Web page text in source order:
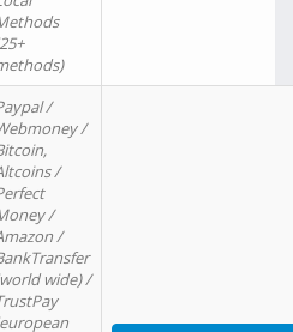
/
/
/
/
/
wide) /